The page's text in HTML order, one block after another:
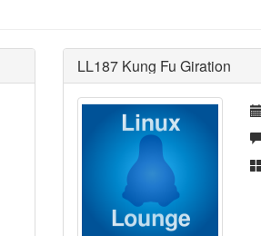
LL187 Kung Fu Giration